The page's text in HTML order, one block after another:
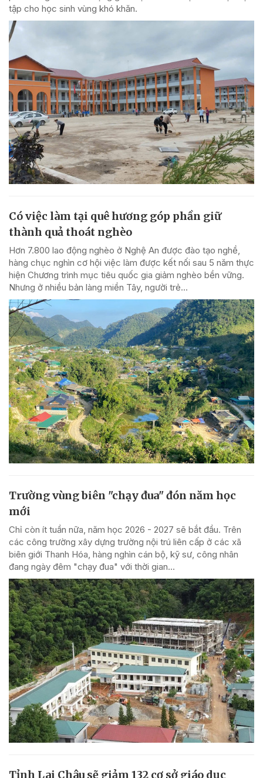
tập cho học sinh vùng khó khăn.
Có việc làm tại quê hương góp phần giữ
thành quả thoát nghèo
Hơn 7.800 lao động nghèo ở Nghệ An được đào tạo nghề,
hàng chục nghìn cơ hội việc làm được kết nối sau 5 năm thực
hiện Chương trình mục tiêu quốc gia giảm nghèo bền vững.
Nhưng ở nhiều bản làng miền Tây, người trẻ...
Trường vùng biên "chạy đua" đón năm học
mới
Chỉ còn ít tuần nữa, năm học 2026 - 2027 sẽ bắt đầu. Trên
các công trường xây dựng trường nội trú liên cấp ở các xã
biên giới Thanh Hóa, hàng nghìn cán bộ, kỹ sư, công nhân
đang ngày đêm "chạy đua" với thời gian...
Tỉnh Lai Châu sẽ giảm 132 cơ sở giáo dục